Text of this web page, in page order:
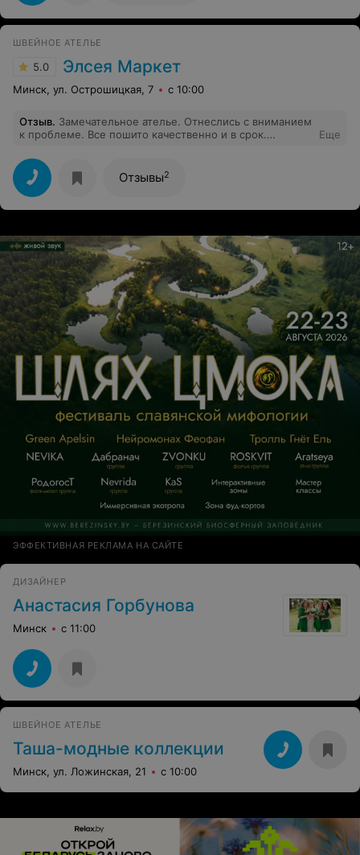
ШВЕЙНОЕ АТЕЛЬЕ
5.0 Элсея Маркет
Минск, ул. Острошицкая, 7 с 10:00
Отзыв. Замечательное ателье. Отнеслись с вниманием
к проблеме. Все пошито качественно и в срок.
Еще
Отзывы2
ЭФФЕКТИВНАЯ РЕКЛАМА НА САЙТЕ
ДИЗАЙНЕР
Анастасия Горбунова
Минск с 11:00
ШВЕЙНОЕ АТЕЛЬЕ
Таша-модные коллекции
Минск, ул. Ложинская, 21 с 10:00